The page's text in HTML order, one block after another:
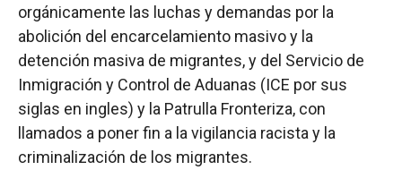
orgánicamente las luchas y demandas por la
abolición del encarcelamiento masivo y la
detención masiva de migrantes, y del Servicio de
Inmigración y Control de Aduanas (ICE por sus
siglas en ingles) y la Patrulla Fronteriza, con
llamados a poner fin a la vigilancia racista y la
criminalización de los migrantes.